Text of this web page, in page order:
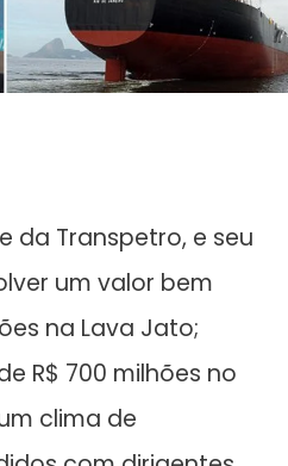
da Transpetro, e seu
um valor bem
na Lava Jato;
R$ 700 milhões no
clima de